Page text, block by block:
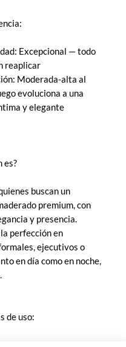
Excepcional — todo
reaplicar
Moderada-alta al
evoluciona a una
y elegante
es?
buscan un
premium, con
y presencia.
perfección en
ejecutivos o
en día como en noche,
de uso: